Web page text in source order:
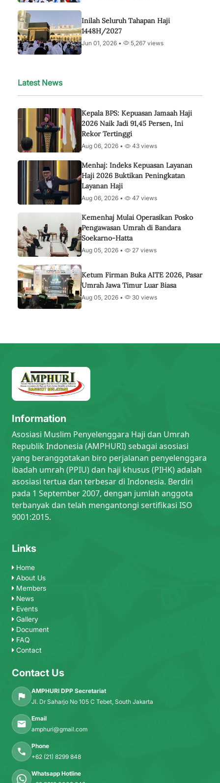
Inilah Seluruh Tahapan Haji
1448H/2027
Jun 01, 2026 • 5,267 views
Latest News
Kepala BPS: Kepuasan Jamaah Haji
2026 Naik Jadi 91,45 Persen, Ini
Rekor Tertinggi
Aug 06, 2026 • 43 views
Menhaj: Indeks Kepuasan Layanan
Haji 2026 Buktikan Peningkatan
Layanan Haji
Aug 06, 2026 • 47 views
Kemenhaj Mulai Operasikan Posko
Pengawasan Umrah di Bandara
Soekarno-Hatta
Aug 05, 2026 • 27 views
Ketum Firman Buka AITE 2026, Pasar
Umrah Jawa Timur Luar Biasa
Aug 05, 2026 • 30 views
Information
Asosiasi Muslim Penyelenggara Haji dan Umrah
Republik Indonesia (AMPHURI) sebagai asosiasi
yang beranggotakan biro perjalanan penyelenggara
ibadah umrah (PPIU) dan haji khusus (PIHK) adalah
asosiasi tertua dan terbesar di Indonesia. Berdiri
pada 1 September 2007, dengan jumlah anggota
terbanyak dan telah mengantongi sertifikasi ISO
9001:2015.
Links
Home
About Us
Members
News
Events
Gallery
Document
FAQ
Contact
Contact Us
AMPHURI DPP Secretariat
Jl. Dr Saharjo No 105 C Tebet, South Jakarta
Email
amphuri@gmail.com
Phone
+62 (21) 8299 848
Whatsapp Hotline